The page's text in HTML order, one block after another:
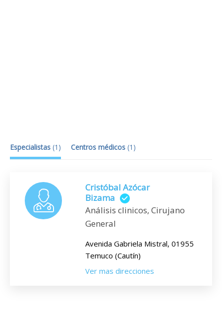
Especialistas (1 ) Centros médicos (1 )
Cristóbal Azócar
Bizama
Análisis clinicos, Cirujano
General
Avenida Gabriela Mistral, 01955
Temuco (Cautín)
Ver mas direcciones